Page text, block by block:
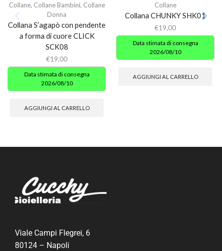
Collane, Collane Bambini, Collane
Donna
Collana S’agapò con pendente
a forma di cuore CLICK
SCK08
€19,00
Data stimata di consegna
2026/08/10
AGGIUNGI AL CARRELLO
Collane
Collana CHUNKY SHK01
€19,00
Data stimata di consegna
2026/08/10
AGGIUNGI AL CARRELLO
Viale Campi Flegrei, 6
80124 – Napoli